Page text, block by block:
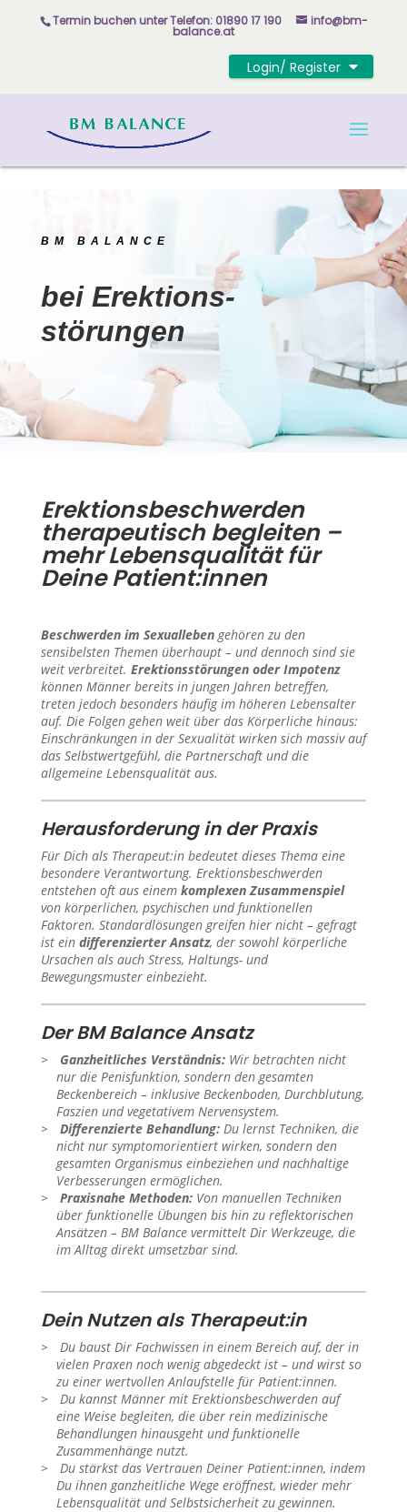
Skip to content
Termin buchen unterTelefon: 01890 17 190 info@bm-
balance.at
Login/ Register
BM BALANCE
bei Erektions-
störungen
Erektionsbeschwerden
therapeutisch begleiten –
mehr Lebensqualität für
Deine Patient:innen
Beschwerden im Sexuallebengehören zu den
sensibelsten Themen überhaupt – und dennoch sind sie
weit verbreitet. Erektionsstörungen oder Impotenz
können Männer bereits in jungen Jahren betreffen,
treten jedoch besonders häufig im höheren Lebensalter
auf. Die Folgen gehen weit über das Körperliche hinaus:
Einschränkungen in der Sexualität wirken sich massiv auf
das Selbstwertgefühl, die Partnerschaft und die
allgemeine Lebensqualität aus.
Herausforderung in der Praxis
Für Dich als Therapeut:in bedeutet dieses Thema eine
besondere Verantwortung. Erektionsbeschwerden
entstehen oft aus einem komplexen Zusammenspiel
von körperlichen, psychischen und funktionellen
Faktoren. Standardlösungen greifen hier nicht – gefragt
ist ein differenzierter Ansatz, der sowohl körperliche
Ursachen als auch Stress, Haltungs- und
Bewegungsmuster einbezieht.
Der BM Balance Ansatz
Ganzheitliches Verständnis:Wir betrachten nicht
nur die Penisfunktion, sondern den gesamten
Beckenbereich – inklusive Beckenboden, Durchblutung,
Faszien und vegetativem Nervensystem.
Differenzierte Behandlung:Du lernst Techniken, die
nicht nur symptomorientiert wirken, sondern den
gesamten Organismus einbeziehen und nachhaltige
Verbesserungen ermöglichen.
Praxisnahe Methoden:Von manuellen Techniken
über funktionelle Übungen bis hin zu reflektorischen
Ansätzen – BM Balance vermittelt Dir Werkzeuge, die
im Alltag direkt umsetzbar sind.
Dein Nutzen als Therapeut:in
Du baust Dir Fachwissen in einem Bereich auf, der in
vielen Praxen noch wenig abgedeckt ist – und wirst so
zu einer wertvollen Anlaufstelle für Patient:innen.
Du kannst Männer mit Erektionsbeschwerden auf
eine Weise begleiten, die über rein medizinische
Behandlungen hinausgeht und funktionelle
Zusammenhänge nutzt.
Du stärkst das Vertrauen Deiner Patient:innen, indem
Du ihnen ganzheitliche Wege eröffnest, wieder mehr
Lebensqualität und Selbstsicherheit zu gewinnen.